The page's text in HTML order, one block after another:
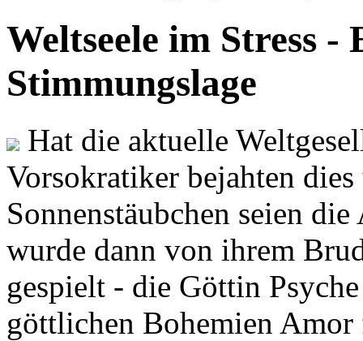
Weltseele im Stress -
Stimmungslage
Hat die aktuelle
Vorsokratiker bejahten
Sonnenstäubchen seien
wurde dann von ihrem
gespielt - die Göttin
göttlichen Bohemien